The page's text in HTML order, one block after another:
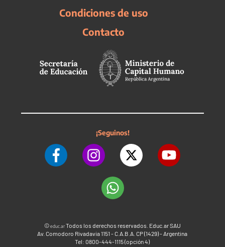
Condiciones de uso
Contacto
¡Seguinos!
©educ.arTodos los derechos reservados. Educ.ar SAU
Av. Comodoro Rivadavia 1151 - C.A.B.A. CP (1429) - Argentina
Tel: 0800-444-1115 (opción 4)